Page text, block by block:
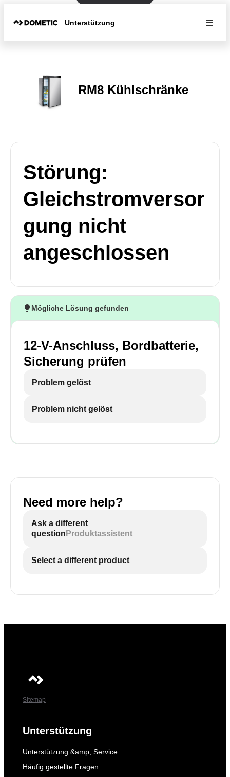
Unterstützung
RM8 Kühlschränke
Störung:
Gleichstromversor
gung nicht
angeschlossen
Mögliche Lösung gefunden
12-V-Anschluss, Bordbatterie,
Sicherung prüfen
Problem gelöst
Problem nicht gelöst
Need more help?
Ask a different
question Produktassistent
Select a different product
Sitemap
Unterstützung
Unterstützung &amp; Service
Häufig gestellte Fragen